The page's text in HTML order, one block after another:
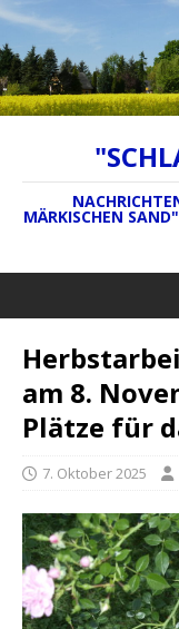
MÄRKISCHEN
am 8.
Plätze für
7. Oktober 2025